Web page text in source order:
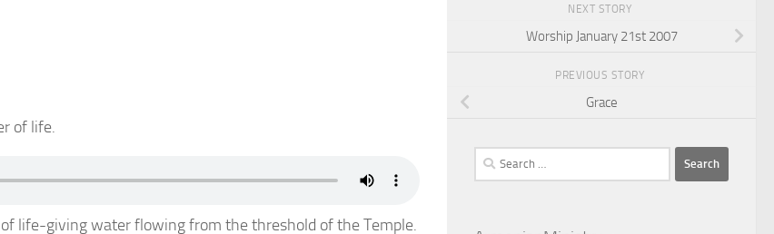
of life.
life-giving water flowing from the threshold of the Temple.
NEXT STORY
Worship January 21st 2007
PREVIOUS STORY
Grace
Search
for: